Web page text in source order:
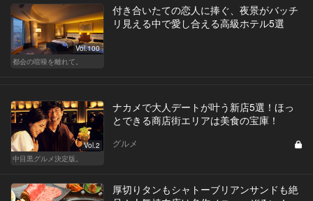
Vol.100
都会の喧噪を離れて。
付き合いたての恋人に捧ぐ、夜景がバッチ
リ見える中で愛し合える高級ホテル5選
Vol.2
中目黒グルメ決定版。
ナカメで大人デートが叶う新店5選！ほっ
とできる商店街エリアは美食の宝庫！
グルメ
厚切りタンもシャトーブリアンサンドも絶